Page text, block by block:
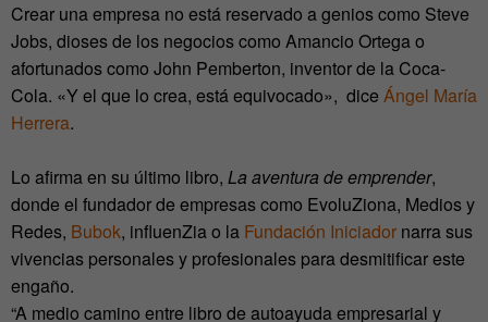
Crear una empresa no está reservado a genios como Steve
Jobs, dioses de los negocios como Amancio Ortega o
afortunados como John Pemberton, inventor de la Coca-
Cola. «Y el que lo crea, está equivocado», dice Ángel María
Herrera.
Lo afirma en su último libro, La aventura de emprender,
donde el fundador de empresas como EvoluZiona, Medios y
Redes, Bubok, influenZia o la Fundación Iniciador narra sus
vivencias personales y profesionales para desmitificar este
engaño.
“A medio camino entre libro de autoayuda empresarial y